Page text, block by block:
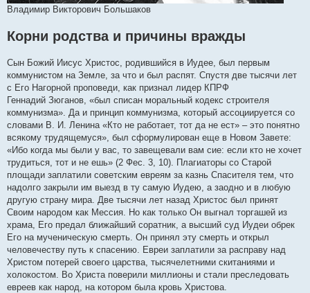
Владимир Викторович Большаков
Корни родства и причины вражды
Сын Божий Иисус Христос, родившийся в Иудее, был первым
коммунистом на Земле, за что и был распят. Спустя две тысячи лет
с Его Нагорной проповеди, как признал лидер КПРФ
Геннадий Зюганов, «был списан моральный кодекс строителя
коммунизма». Да и принцип коммунизма, который ассоциируется со
словами В. И. Ленина «Кто не работает, тот да не ест» – это понятно
всякому трудящемуся», был сформулирован еще в Новом Завете:
«Ибо когда мы были у вас, то завещевали вам сие: если кто не хочет
трудиться, тот и не ешь» (2 Фес. 3, 10). Плагиаторы со Старой
площади заплатили советским евреям за казнь Спасителя тем, что
надолго закрыли им выезд в ту самую Иудею, а заодно и в любую
другую страну мира. Две тысячи лет назад Христос был принят
Своим народом как Мессия. Но как только Он выгнал торгашей из
храма, Его предал ближайший соратник, а высший суд Иудеи обрек
Его на мученическую смерть. Он принял эту смерть и открыл
человечеству путь к спасению. Евреи заплатили за расправу над
Христом потерей своего царства, тысячелетними скитаниями и
холокостом. Во Христа поверили миллионы и стали преследовать
евреев как народ, на котором была кровь Христова.